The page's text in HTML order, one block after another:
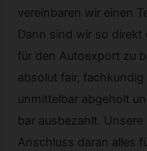
vereinbaren wir einen
Dann sind wir so
für den Autoexport zu
absolut fair,
unmittelbar abgeholt
bar ausbezahlt.
Anschluss daran alles